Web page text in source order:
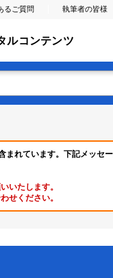
るご質問 執筆者の皆様
ルコンテンツ
まれています。下記メッセ
いたします。
せください。